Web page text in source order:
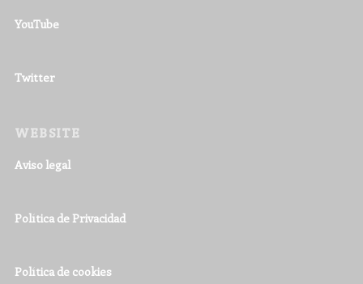
YouTube
Twitter
WEBSITE
Aviso legal
Política de Privacidad
Política de cookies